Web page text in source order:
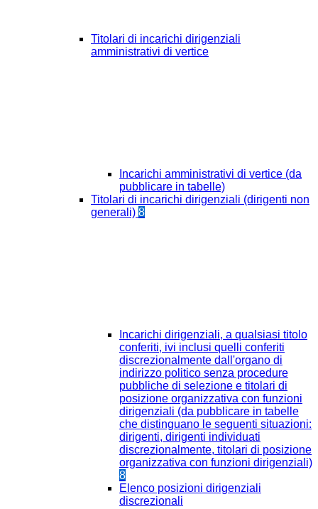
Titolari di incarichi dirigenziali
amministrativi di vertice
Incarichi amministrativi di vertice (da
pubblicare in tabelle)
Titolari di incarichi dirigenziali (dirigenti non
generali) 8
Incarichi dirigenziali, a qualsiasi titolo
conferiti, ivi inclusi quelli conferiti
discrezionalmente dall'organo di
indirizzo politico senza procedure
pubbliche di selezione e titolari di
posizione organizzativa con funzioni
dirigenziali (da pubblicare in tabelle
che distinguano le seguenti situazioni:
dirigenti, dirigenti individuati
discrezionalmente, titolari di posizione
organizzativa con funzioni dirigenziali)
8
Elenco posizioni dirigenziali
discrezionali